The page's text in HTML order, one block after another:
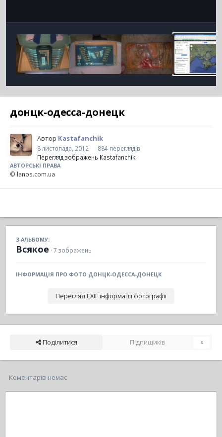
донцк-одесса-донецк
Автор Кastafanchik
8 листопада, 2012
884 переглядів
Перегляд зображень Кastafanchik
АВТОРСЬКІ ПРАВА
© lanos.com.ua
З АЛЬБОМУ:
Всякое · 7 зображень
ІНФОРМАЦІЯ ПРО ФОТО ДОНЦК-ОДЕССА-ДОНЕЦК
Перегляд EXIF інформації фотографії
Поділитися Підпищиків 0
Коментарів немає